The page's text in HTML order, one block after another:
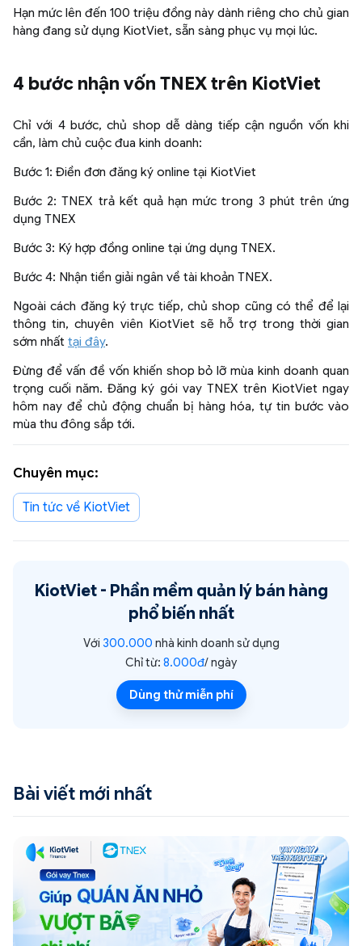
Hạn mức lên đến 100 triệu đồng này dành riêng cho chủ gian
hàng đang sử dụng KiotViet, sẵn sàng phục vụ mọi lúc.
4 bước nhận vốn TNEX trên KiotViet
Chỉ với 4 bước, chủ shop dễ dàng tiếp cận nguồn vốn khi
cần, làm chủ cuộc đua kinh doanh:
Bước 1: Điền đơn đăng ký online tại KiotViet
Bước 2: TNEX trả kết quả hạn mức trong 3 phút trên ứng
dụng TNEX
Bước 3: Ký hợp đồng online tại ứng dụng TNEX.
Bước 4: Nhận tiền giải ngân về tài khoản TNEX.
Ngoài cách đăng ký trực tiếp, chủ shop cũng có thể để lại
thông tin, chuyên viên KiotViet sẽ hỗ trợ trong thời gian
sớm nhất tại đây.
Đừng để vấn đề vốn khiến shop bỏ lỡ mùa kinh doanh quan
trọng cuối năm. Đăng ký gói vay TNEX trên KiotViet ngay
hôm nay để chủ động chuẩn bị hàng hóa, tự tin bước vào
mùa thu đông sắp tới.
Chuyên mục:
Tin tức về KiotViet
KiotViet - Phần mềm quản lý bán hàng
phổ biến nhất
Với 300.000 nhà kinh doanh sử dụng
Chỉ từ: 8.000đ/ ngày
Dùng thử miễn phí
Bài viết mới nhất